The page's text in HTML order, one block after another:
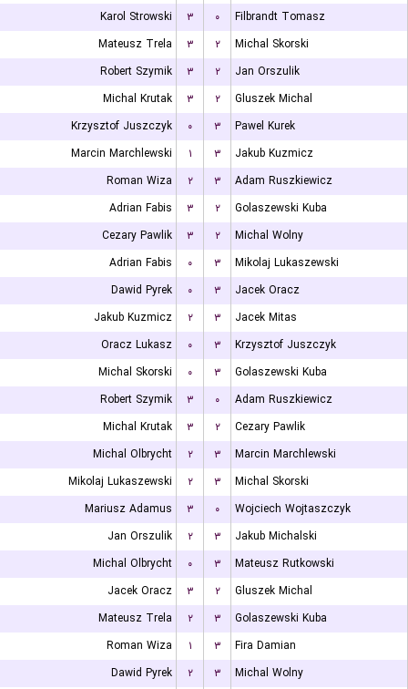
Karol Strowski
۳ ۰
Filbrandt Tomasz
Mateusz Trela
۳ ۲
Michal Skorski
Robert Szymik
۳ ۲
Jan Orszulik
Michal Krutak
۳ ۲
Gluszek Michal
Krzysztof Juszczyk
۰ ۳
Pawel Kurek
Marcin Marchlewski
۱ ۳
Jakub Kuzmicz
Roman Wiza
۲ ۳
Adam Ruszkiewicz
Adrian Fabis
۳ ۲
Golaszewski Kuba
Cezary Pawlik
۳ ۲
Michal Wolny
Adrian Fabis
۰ ۳
Mikolaj Lukaszewski
Dawid Pyrek
۰ ۳
Jacek Oracz
Jakub Kuzmicz
۲ ۳
Jacek Mitas
Oracz Lukasz
۰ ۳
Krzysztof Juszczyk
Michal Skorski
۰ ۳
Golaszewski Kuba
Robert Szymik
۳ ۰
Adam Ruszkiewicz
Michal Krutak
۳ ۲
Cezary Pawlik
Michal Olbrycht
۲ ۳
Marcin Marchlewski
Mikolaj Lukaszewski
۲ ۳
Michal Skorski
Mariusz Adamus
۳ ۰
Wojciech Wojtaszczyk
Jan Orszulik
۲ ۳
Jakub Michalski
Michal Olbrycht
۰ ۳
Mateusz Rutkowski
Jacek Oracz
۳ ۲
Gluszek Michal
Mateusz Trela
۲ ۳
Golaszewski Kuba
Roman Wiza
۱ ۳
Fira Damian
Dawid Pyrek
۲ ۳
Michal Wolny